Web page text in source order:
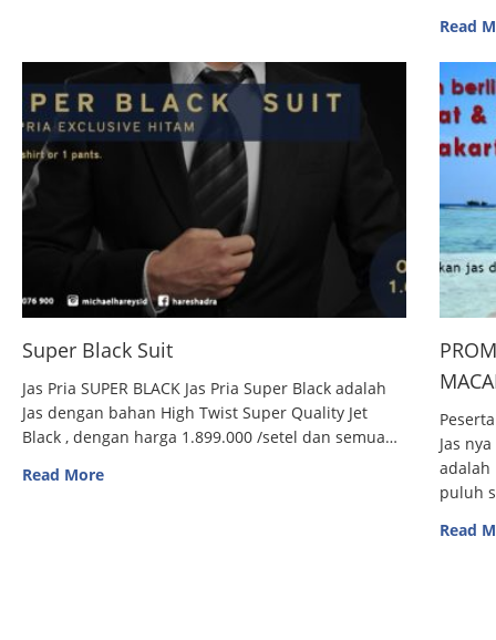
Read
Super Black Suit
Jas Pria SUPER BLACK Jas Pria Super Black adalah
Jas dengan bahan High Twist Super Quality Jet
Black , dengan harga 1.899.000 /setel dan semua…
Read More
Jas
adalah
puluh
Read